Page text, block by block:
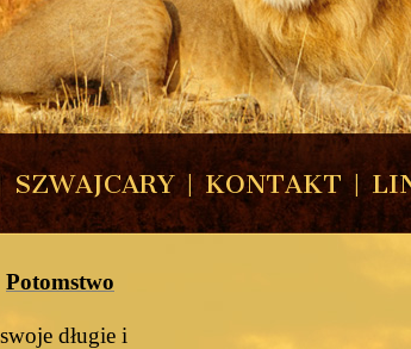
SZWAJCARY | KONTAKT |
Potomstwo
długie i